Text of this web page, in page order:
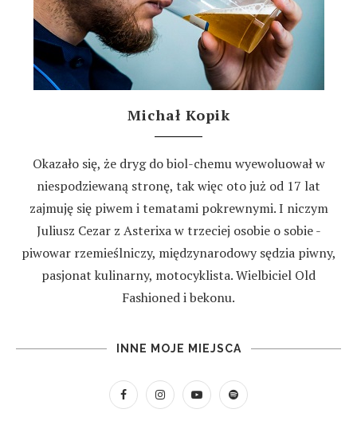
Michał Kopik
Okazało się, że dryg do biol-chemu wyewoluował w
niespodziewaną stronę, tak więc oto już od 17 lat
zajmuję się piwem i tematami pokrewnymi. I niczym
Juliusz Cezar z Asterixa w trzeciej osobie o sobie -
piwowar rzemieślniczy, międzynarodowy sędzia piwny,
pasjonat kulinarny, motocyklista. Wielbiciel Old
Fashioned i bekonu.
INNE MOJE MIEJSCA